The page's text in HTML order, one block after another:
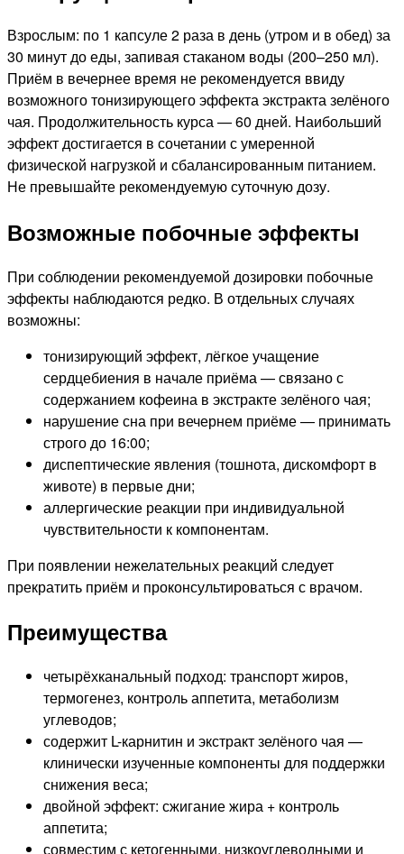
Взрослым: по 1 капсуле 2 раза в день (утром и в обед) за
30 минут до еды, запивая стаканом воды (200–250 мл).
Приём в вечернее время не рекомендуется ввиду
возможного тонизирующего эффекта экстракта зелёного
чая. Продолжительность курса — 60 дней. Наибольший
эффект достигается в сочетании с умеренной
физической нагрузкой и сбалансированным питанием.
Не превышайте рекомендуемую суточную дозу.
Возможные побочные эффекты
При соблюдении рекомендуемой дозировки побочные
эффекты наблюдаются редко. В отдельных случаях
возможны:
тонизирующий эффект, лёгкое учащение
сердцебиения в начале приёма — связано с
содержанием кофеина в экстракте зелёного чая;
нарушение сна при вечернем приёме — принимать
строго до 16:00;
диспептические явления (тошнота, дискомфорт в
животе) в первые дни;
аллергические реакции при индивидуальной
чувствительности к компонентам.
При появлении нежелательных реакций следует
прекратить приём и проконсультироваться с врачом.
Преимущества
четырёхканальный подход: транспорт жиров,
термогенез, контроль аппетита, метаболизм
углеводов;
содержит L-карнитин и экстракт зелёного чая —
клинически изученные компоненты для поддержки
снижения веса;
двойной эффект: сжигание жира + контроль
аппетита;
совместим с кетогенными, низкоуглеводными и